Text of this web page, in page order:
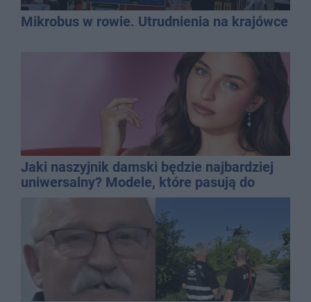
Mikrobus w rowie. Utrudnienia na krajówce
Jaki naszyjnik damski będzie najbardziej
uniwersalny? Modele, które pasują do
wielu stylizacji